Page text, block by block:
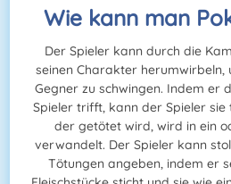
Wie kann man
Der Spieler kann durch die
seinen Charakter herumwirbeln,
Gegner zu schwingen. Indem er
Spieler trifft, kann der Spieler
der getötet wird, wird in ein
verwandelt. Der Spieler kann
Tötungen angeben, indem er